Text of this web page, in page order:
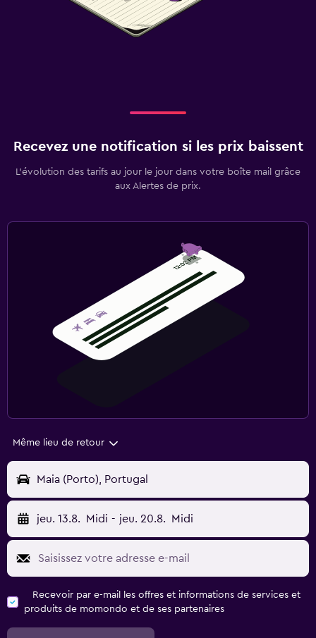
Recevez une notification si les prix baissent
L’évolution des tarifs au jour le jour dans votre boîte mail grâce
aux Alertes de prix.
Même lieu de retour
Maia (Porto), Portugal
jeu. 13.8. Midi - jeu. 20.8. Midi
Recevoir par e-mail les offres et informations de services et
produits de momondo et de ses partenaires